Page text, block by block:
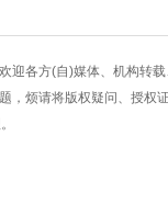
迎各方(自)媒体、机构转
，烦请将版权疑问、授权